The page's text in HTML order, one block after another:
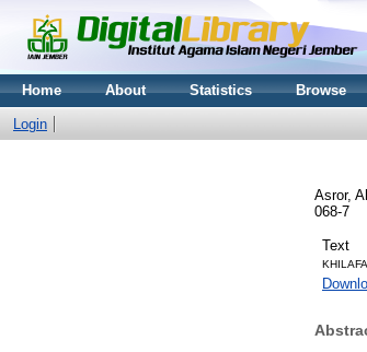
Home About Statistics Browse
Login
Asror,
068-7
Text